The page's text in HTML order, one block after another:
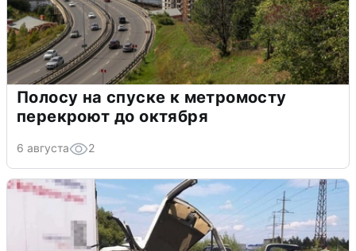
Полосу на спуске к метромосту
перекроют до октября
6 августа 2